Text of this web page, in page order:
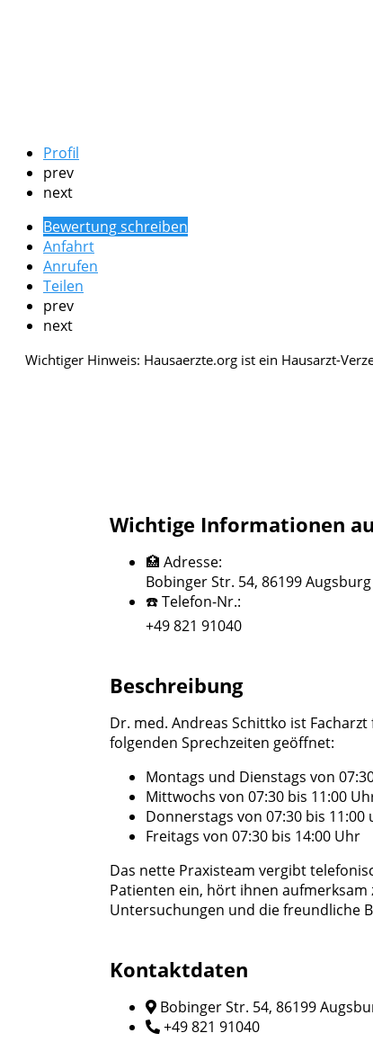
Profil
prev
next
Bewertung schreiben
Anfahrt
Anrufen
Teilen
prev
next
Wichtige Informationen
🏥 Adresse:
Bobinger Str. 54, 86199 Augsburg
☎️ Telefon-Nr.:
+49 821 91040
Beschreibung
Dr. med. Andreas Schittko ist
folgenden Sprechzeiten geöffnet:
Montags und Dienstags von
Mittwochs von 07:30 bis 11:00
Donnerstags von 07:30 bis 11:00
Freitags von 07:30 bis 14:00 Uhr
Das nette Praxisteam vergibt
Patienten ein, hört ihnen
Untersuchungen und die freundliche
Kontaktdaten
Bobinger Str. 54, 86199
+49 821 91040